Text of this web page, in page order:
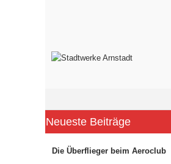
Neueste Beiträge
Die Überflieger beim Aeroclub